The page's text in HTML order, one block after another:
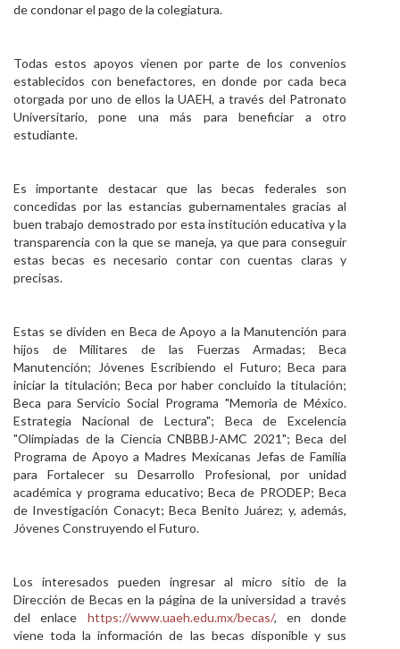
de condonar el pago de la colegiatura.
Todas estos apoyos vienen por parte de los convenios
establecidos con benefactores, en donde por cada beca
otorgada por uno de ellos la UAEH, a través del Patronato
Universitario, pone una más para beneficiar a otro
estudiante.
Es importante destacar que las becas federales son
concedidas por las estancias gubernamentales gracias al
buen trabajo demostrado por esta institución educativa y la
transparencia con la que se maneja, ya que para conseguir
estas becas es necesario contar con cuentas claras y
precisas.
Estas se dividen en Beca de Apoyo a la Manutención para
hijos de Militares de las Fuerzas Armadas; Beca
Manutención; Jóvenes Escribiendo el Futuro; Beca para
iniciar la titulación; Beca por haber concluido la titulación;
Beca para Servicio Social Programa "Memoria de México.
Estrategia Nacional de Lectura"; Beca de Excelencia
"Olimpiadas de la Ciencia CNBBBJ-AMC 2021"; Beca del
Programa de Apoyo a Madres Mexicanas Jefas de Familia
para Fortalecer su Desarrollo Profesional, por unidad
académica y programa educativo; Beca de PRODEP; Beca
de Investigación Conacyt; Beca Benito Juárez; y, además,
Jóvenes Construyendo el Futuro.
Los interesados pueden ingresar al micro sitio de la
Dirección de Becas en la página de la universidad a través
del enlace https://www.uaeh.edu.mx/becas/, en donde
viene toda la información de las becas disponible y sus